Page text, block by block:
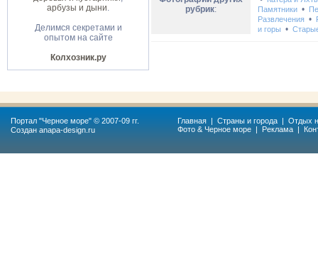
арбузы и дыни.
Делимся секретами и
опытом на сайте
Колхозник.ру
рубрик:
Памятники •
Развлечения •
и горы •
Портал "Черное море" © 2007-09 гг.
Создан anapa-design.ru
Главная | Страны и города | Отдых
Фото & Черное море | Реклама |